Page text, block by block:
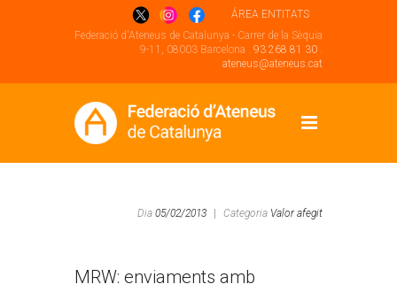
ÁREA ENTITATS
Federació d'Ateneus de Catalunya - Carrer de la Sèquia
9-11, 08003 Barcelona . 93 268 81 30 .
ateneus@ateneus.cat
Dia 05/02/2013 Categoria Valor afegit
MRW: enviaments amb